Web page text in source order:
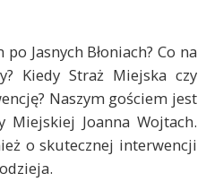
Jasnych Błoniach? Co na
Kiedy Straż Miejska czy
Naszym gościem jest
Miejskiej Joanna Wojtach.
o skutecznej interwencji